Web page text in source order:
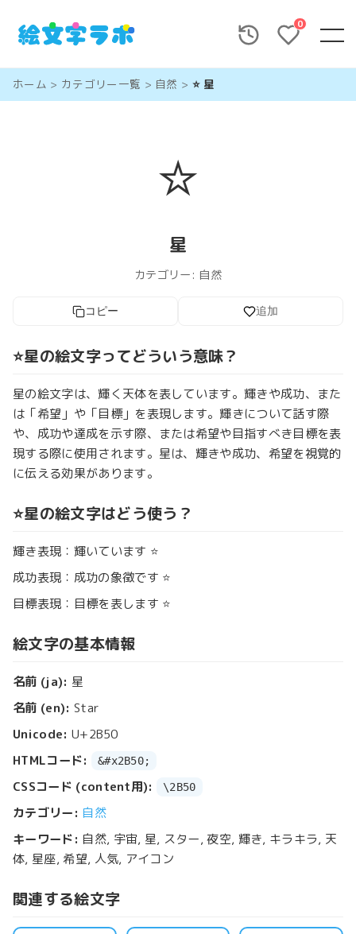
0
ホーム > カテゴリー一覧 > 自然 > ⭐ 星
⭐
星
カテゴリー: 自然
コピー 追加
⭐星の絵文字ってどういう意味？
星の絵文字は、輝く天体を表しています。輝きや成功、また
は「希望」や「目標」を表現します。輝きについて話す際
や、成功や達成を示す際、または希望や目指すべき目標を表
現する際に使用されます。星は、輝きや成功、希望を視覚的
に伝える効果があります。
⭐星の絵文字はどう使う？
輝き表現：輝いています ⭐
成功表現：成功の象徴です ⭐
目標表現：目標を表します ⭐
絵文字の基本情報
名前 (ja): 星
名前 (en): Star
Unicode: U+2B50
HTMLコード:
&#x2B50;
CSSコード (content用): \2B50
カテゴリー: 自然
キーワード: 自然, 宇宙, 星, スター, 夜空, 輝き, キラキラ, 天
体, 星座, 希望, 人気, アイコン
関連する絵文字